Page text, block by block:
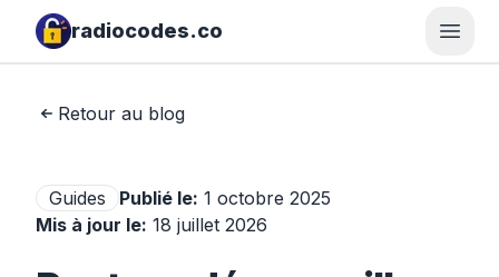
radiocodes.co
Retour au blog
Guides Publié le: 1 octobre 2025
Mis à jour le: 18 juillet 2026